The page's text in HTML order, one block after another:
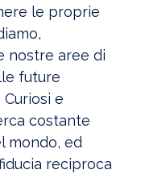
le proprie
nostre aree di
future
e
costante
mondo, ed
reciproca